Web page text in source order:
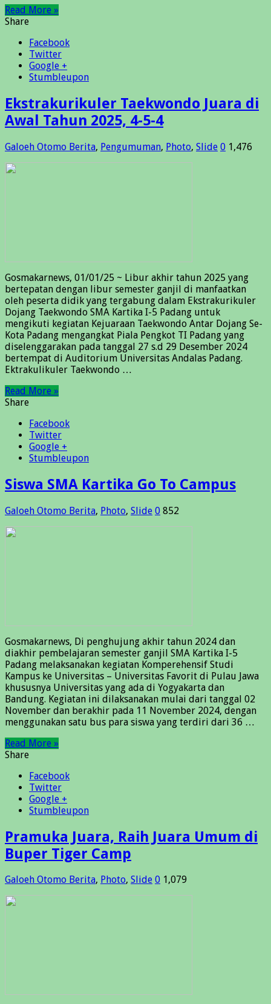
Read More »
Share
Facebook
Twitter
Google +
Stumbleupon
Ekstrakurikuler Taekwondo Juara di
Awal Tahun 2025, 4-5-4
Galoeh Otomo Berita, Pengumuman, Photo, Slide 0 1,476
Gosmakarnews, 01/01/25 ~ Libur akhir tahun 2025 yang
bertepatan dengan libur semester ganjil di manfaatkan
oleh peserta didik yang tergabung dalam Ekstrakurikuler
Dojang Taekwondo SMA Kartika I-5 Padang untuk
mengikuti kegiatan Kejuaraan Taekwondo Antar Dojang Se-
Kota Padang mengangkat Piala Pengkot TI Padang yang
diselenggarakan pada tanggal 27 s.d 29 Desember 2024
bertempat di Auditorium Universitas Andalas Padang.
Ektrakulikuler Taekwondo …
Read More »
Share
Facebook
Twitter
Google +
Stumbleupon
Siswa SMA Kartika Go To Campus
Galoeh Otomo Berita, Photo, Slide 0 852
Gosmakarnews, Di penghujung akhir tahun 2024 dan
diakhir pembelajaran semester ganjil SMA Kartika I-5
Padang melaksanakan kegiatan Komperehensif Studi
Kampus ke Universitas – Universitas Favorit di Pulau Jawa
khususnya Universitas yang ada di Yogyakarta dan
Bandung. Kegiatan ini dilaksanakan mulai dari tanggal 02
November dan berakhir pada 11 November 2024, dengan
menggunakan satu bus para siswa yang terdiri dari 36 …
Read More »
Share
Facebook
Twitter
Google +
Stumbleupon
Pramuka Juara, Raih Juara Umum di
Buper Tiger Camp
Galoeh Otomo Berita, Photo, Slide 0 1,079